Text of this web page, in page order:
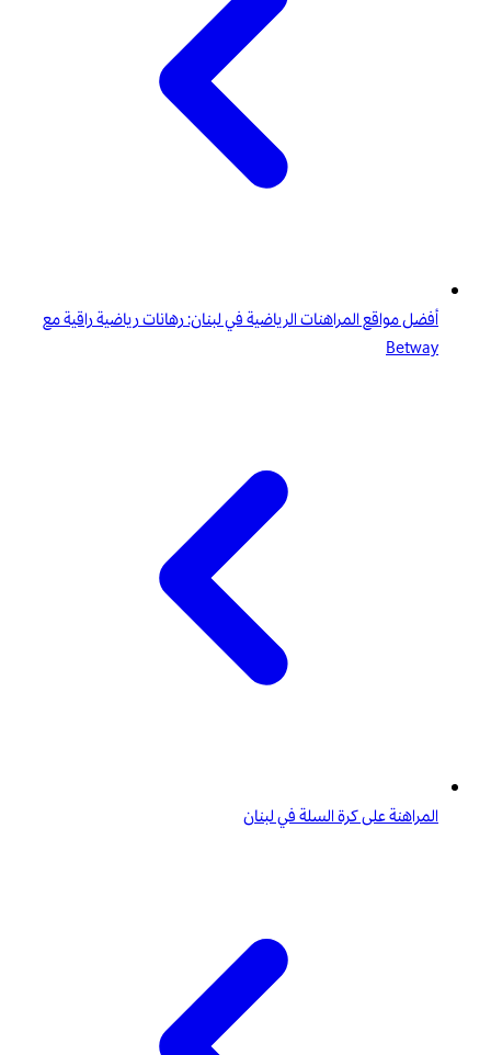
أفضل مواقع المراهنات الرياضية في لبنان: رهانات رياضية راقية مع
Betway
المراهنة على كرة السلة في لبنان